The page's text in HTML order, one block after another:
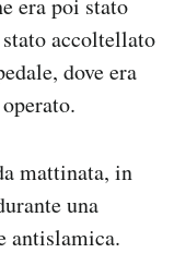
accoltellato
dove era
mattinata, in
una
antislamica.